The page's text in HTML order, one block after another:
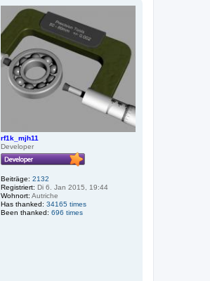
rf1k_mjh11
Developer
Beiträge: 2132
Registriert: Di 6. Jan 2015, 19:44
Wohnort: Autriche
Has thanked: 34165 times
Been thanked: 696 times